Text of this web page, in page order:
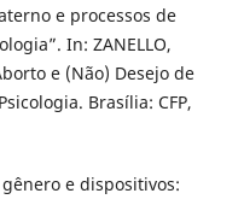
e processos de
In: ZANELLO,
e (Não) Desejo de
Brasília: CFP,
gênero e dispositivos: